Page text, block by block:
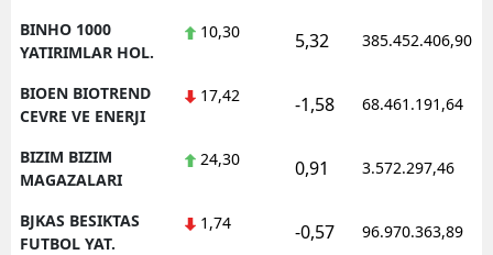
BINHO 1000
YATIRIMLAR HOL.
10,30 5,32 385.452.406,90
BIOEN BIOTREND
CEVRE VE ENERJI
17,42 -1,58 68.461.191,64
BIZIM BIZIM
MAGAZALARI
24,30 0,91 3.572.297,46
BJKAS BESIKTAS
FUTBOL YAT.
1,74 -0,57 96.970.363,89